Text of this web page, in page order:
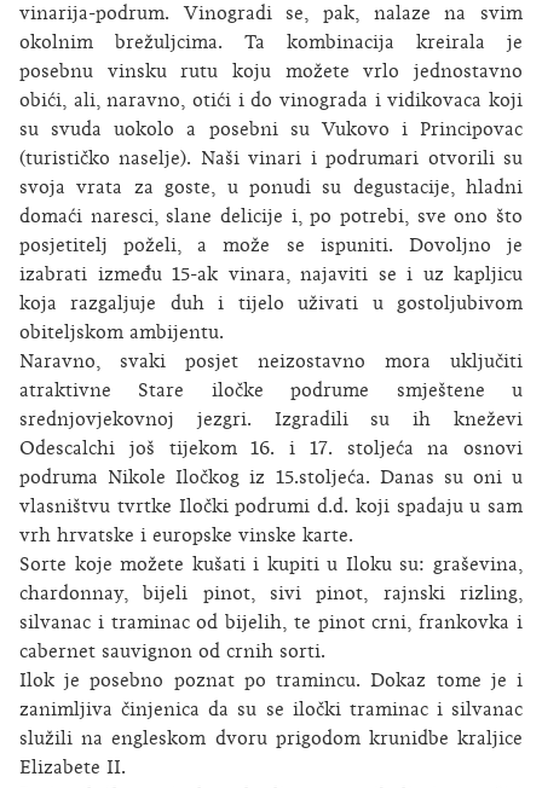
vinarija-podrum. Vinogradi se, pak, nalaze na svim
okolnim brežuljcima. Ta kombinacija kreirala je
posebnu vinsku rutu koju možete vrlo jednostavno
obići, ali, naravno, otići i do vinograda i vidikovaca koji
su svuda uokolo a posebni su Vukovo i Principovac
(turističko naselje). Naši vinari i podrumari otvorili su
svoja vrata za goste, u ponudi su degustacije, hladni
domaći naresci, slane delicije i, po potrebi, sve ono što
posjetitelj poželi, a može se ispuniti. Dovoljno je
izabrati između 15-ak vinara, najaviti se i uz kapljicu
koja razgaljuje duh i tijelo uživati u gostoljubivom
obiteljskom ambijentu.
Naravno, svaki posjet neizostavno mora uključiti
atraktivne Stare iločke podrume smještene u
srednjovjekovnoj jezgri. Izgradili su ih kneževi
Odescalchi još tijekom 16. i 17. stoljeća na osnovi
podruma Nikole Iločkog iz 15.stoljeća. Danas su oni u
vlasništvu tvrtke Iločki podrumi d.d. koji spadaju u sam
vrh hrvatske i europske vinske karte.
Sorte koje možete kušati i kupiti u Iloku su: graševina,
chardonnay, bijeli pinot, sivi pinot, rajnski rizling,
silvanac i traminac od bijelih, te pinot crni, frankovka i
cabernet sauvignon od crnih sorti.
Ilok je posebno poznat po tramincu. Dokaz tome je i
zanimljiva činjenica da su se iločki traminac i silvanac
služili na engleskom dvoru prigodom krunidbe kraljice
Elizabete II.